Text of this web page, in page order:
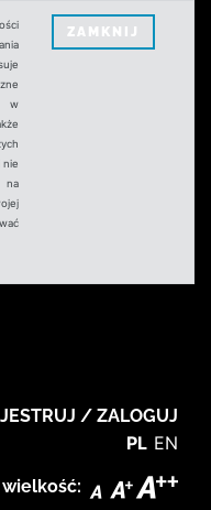
w
nie
na
ZAMKNIJ
/ ZALOGUJ
PL EN
wielkość: